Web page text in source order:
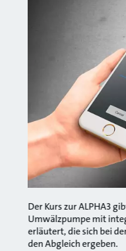
Der Kurs zur ALPHA3
Umwälzpumpe mit
erläutert, die sich bei
den Abgleich ergeben.